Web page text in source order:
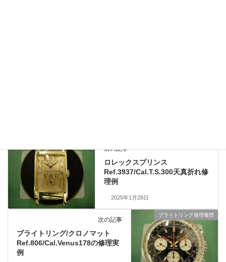
前の記事
ロレックスプリンス
Ref.3937/Cal.T.S.300天真折れ修
理例
2025年1月28日
ブライトリング修理履歴
次の記事
ブライトリング/クロノマット
Ref.806/Cal.Venus178の修理実
例